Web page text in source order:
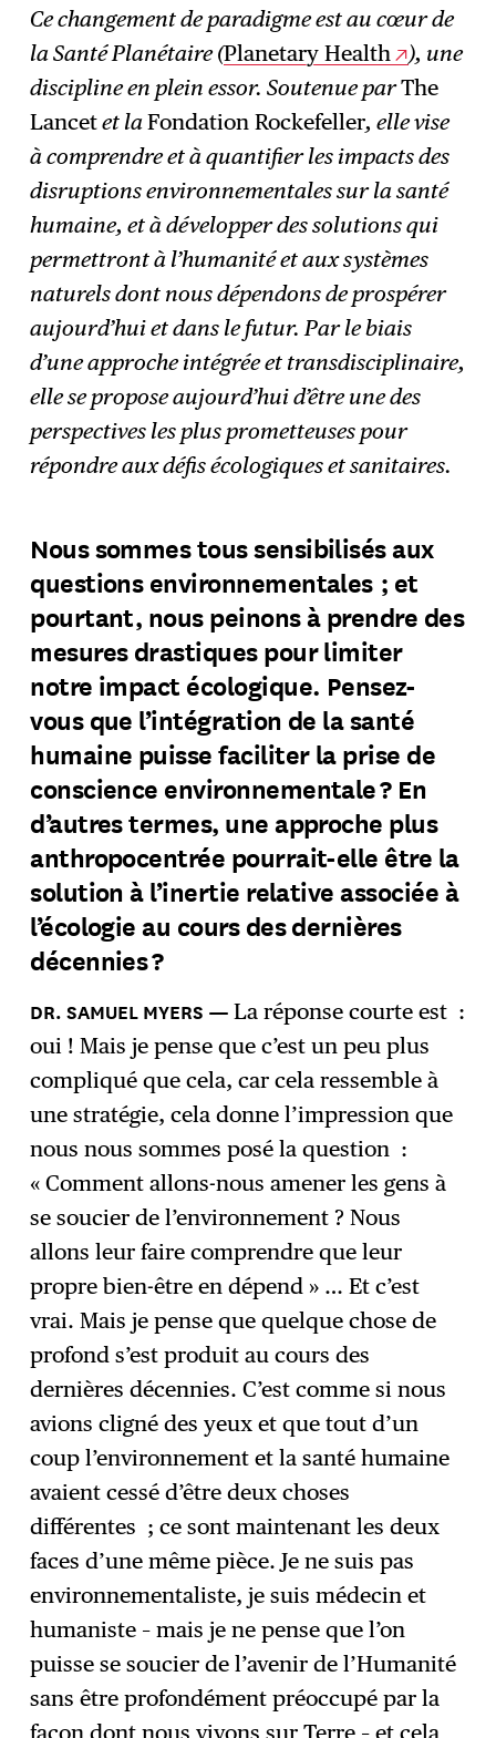
Ce changement de paradigme est au cœur de
la Santé Planétaire (Planetary Health
), une
discipline en plein essor. Soutenue parThe
Lancetet laFondation Rockefeller, elle vise
à comprendre et à quantifier les impacts des
disruptions environnementales sur la santé
humaine, et à développer des solutions qui
permettront à l’humanité et aux systèmes
naturels dont nous dépendons de prospérer
aujourd’hui et dans le futur. Par le biais
d’une approche intégrée et transdisciplinaire,
elle se propose aujourd’hui d’être une des
perspectives les plus prometteuses pour
répondre aux défis écologiques et sanitaires.
Nous sommes tous sensibilisés aux
questions environnementales ; et
pourtant, nous peinons à prendre des
mesures drastiques pour limiter
notre impact écologique. Pensez-
vous que l’intégration de la santé
humaine puisse faciliter la prise de
conscience environnementale ? En
d’autres termes, une approche plus
anthropocentrée pourrait-elle être la
solution à l’inertie relative associée à
l’écologie au cours des dernières
décennies ?
La réponse courte est :
oui ! Mais je pense que c’est un peu plus
compliqué que cela, car cela ressemble à
une stratégie, cela donne l’impression que
nous nous sommes posé la question :
« Comment allons-nous amener les gens à
se soucier de l’environnement ? Nous
allons leur faire comprendre que leur
propre bien-être en dépend » … Et c’est
vrai. Mais je pense que quelque chose de
profond s’est produit au cours des
dernières décennies. C’est comme si nous
avions cligné des yeux et que tout d’un
coup l’environnement et la santé humaine
avaient cessé d’être deux choses
différentes ; ce sont maintenant les deux
faces d’une même pièce. Je ne suis pas
environnementaliste, je suis médecin et
humaniste – mais je ne pense que l’on
puisse se soucier de l’avenir de l’Humanité
sans être profondément préoccupé par la